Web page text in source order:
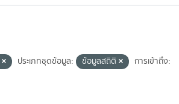
ประเภทชุดข้อมูล: ข้อมูลสถิติ
การเข้าถึง: